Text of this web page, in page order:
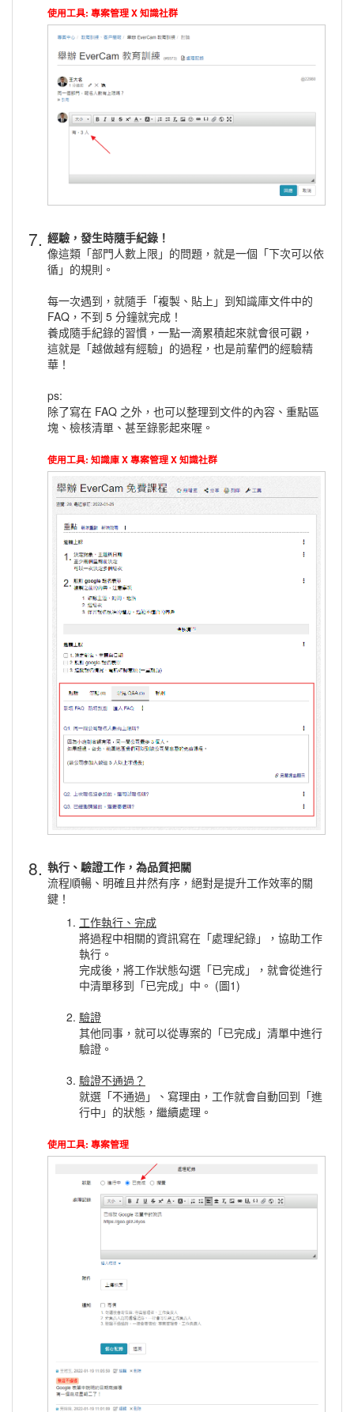
使用工具: 專案管理 X 知識社群
7. 經驗，發生時隨手紀錄！
像這類「部門人數上限」的問題，就是一個「下次可以依
循」的規則。
每一次遇到，就隨手「複製、貼上」到知識庫文件中的
FAQ，不到 5 分鐘就完成！
養成隨手紀錄的習慣，一點一滴累積起來就會很可觀，
這就是「越做越有經驗」的過程，也是前輩們的經驗精
華！
ps:
除了寫在 FAQ 之外，也可以整理到文件的內容、重點區
塊、檢核清單、甚至錄影起來喔。
使用工具: 知識庫 X 專案管理 X 知識社群
8. 執行、驗證工作，為品質把關
流程順暢、明確且井然有序，絕對是提升工作效率的關
鍵！
工作執行、完成
將過程中相關的資訊寫在「處理紀錄」，協助工作
執行。
完成後，將工作狀態勾選「已完成」，就會從進行
中清單移到「已完成」中。 (圖1)
驗證
其他同事，就可以從專案的「已完成」清單中進行
驗證。
驗證不通過？
就選「不通過」、寫理由，工作就會自動回到「進
行中」的狀態，繼續處理。
使用工具: 專案管理